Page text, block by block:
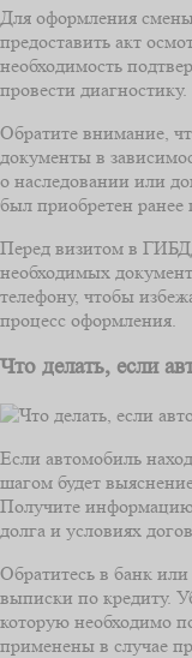
Для оформления
предоставить акт
необходимость
провести диагностику.
Обратите внимание,
документы в
о наследовании или
был приобретен ранее
Перед визитом в
необходимых
телефону, чтобы
процесс оформления.
Что делать, если
Если автомобиль
шагом будет
Получите информацию
долга и условиях
Обратитесь в банк
выписки по кредиту.
которую необходимо
применены в случае